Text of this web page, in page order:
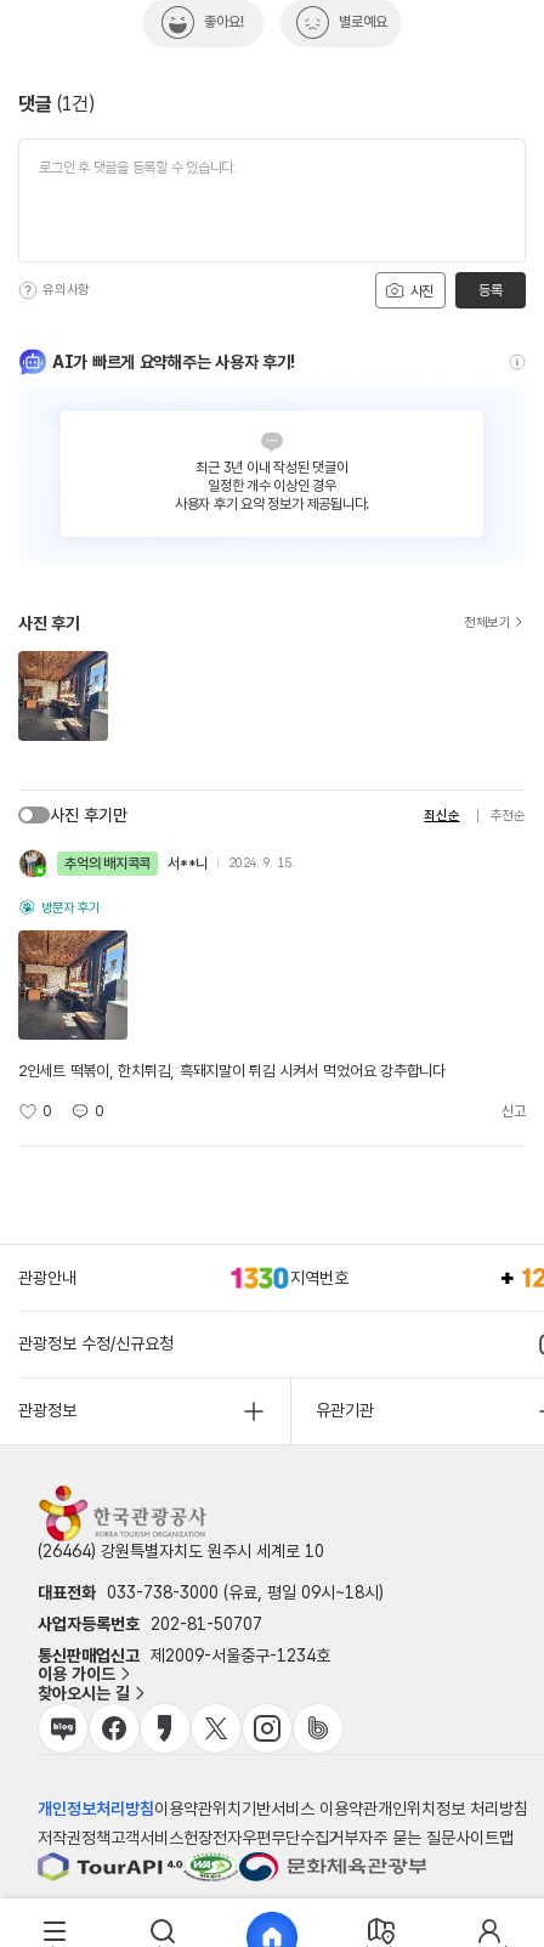
좋아요! 별로예요
댓글 (1건)
사진
유의사항 등록
AI가 빠르게 요약해주는 사용자 후기!
최근 3년 이내 작성된 댓글이
일정한 개수 이상인 경우
사용자 후기 요약 정보가 제공됩니다.
사진 후기 전체보기
사진 후기만 최신순 추천순
추억의 배지콕콕 서**니 2024. 9. 15.
방문자 후기
2인세트 떡볶이, 한치튀김, 흑돼지말이 튀김 시켜서 먹었어요 강추합니다
0 0 신고
관광안내 지역번호
관광정보 수정/신규요청
관광정보 유관기관
(26464) 강원특별자치도 원주시 세계로 10
대표전화 033-738-3000 (유료, 평일 09시~18시)
사업자등록번호
202-81-50707
통신판매업신고 제2009-서울중구-1234호
이용 가이드
찾아오시는 길
개인정보처리방침이용약관위치기반서비스 이용약관개인위치정보 처리방침
저작권정책고객서비스헌장전자우편무단수집거부자주 묻는 질문사이트맵
© 한국관광공사